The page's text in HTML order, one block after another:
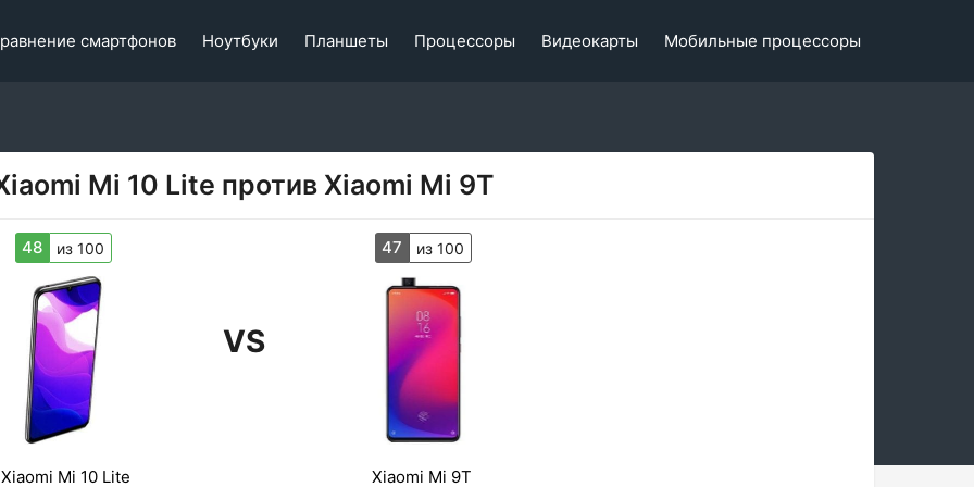
смартфонов Ноутбуки Планшеты Процессоры Видеокарты Мобильные процессоры
Mi 10 Lite против Xiaomi Mi 9T
48 из 100
VS
47 из 100
Xiaomi Mi 10 Lite Xiaomi Mi 9T